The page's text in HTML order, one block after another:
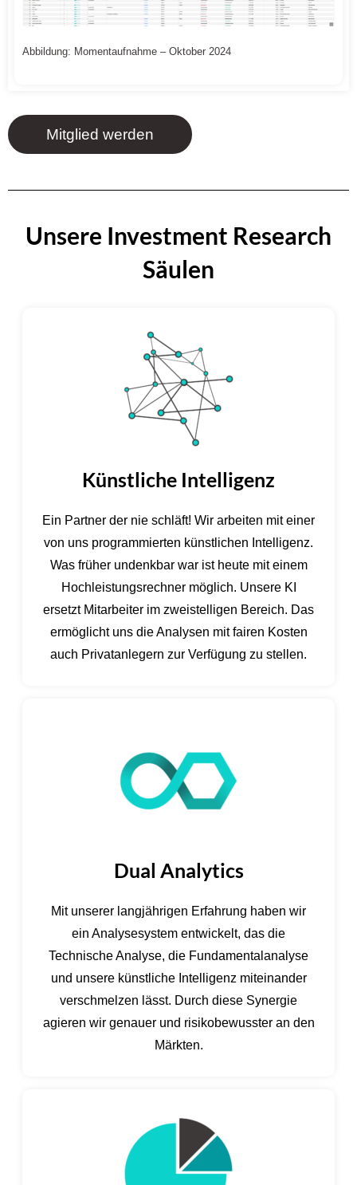
Abbildung: Momentaufnahme – Oktober 2024
Mitglied werden
Unsere Investment Research
Säulen
Künstliche Intelligenz
Ein Partner der nie schläft! Wir arbeiten mit einer
von uns programmierten künstlichen Intelligenz.
Was früher undenkbar war ist heute mit einem
Hochleistungsrechner möglich. Unsere KI
ersetzt Mitarbeiter im zweistelligen Bereich. Das
ermöglicht uns die Analysen mit fairen Kosten
auch Privatanlegern zur Verfügung zu stellen.
Dual Analytics
Mit unserer langjährigen Erfahrung haben wir
ein Analysesystem entwickelt, das die
Technische Analyse, die Fundamentalanalyse
und unsere künstliche Intelligenz miteinander
verschmelzen lässt. Durch diese Synergie
agieren wir genauer und risikobewusster an den
Märkten.